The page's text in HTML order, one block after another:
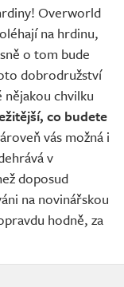
Overworld
na hrdinu,
o tom bude
dobrodružství
chvilku
co budete
vás možná i
v
doposud
na novinářskou
hodně, za